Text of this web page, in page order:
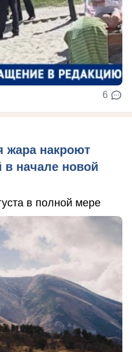
6
жара накроют
в начале новой
в полной мере